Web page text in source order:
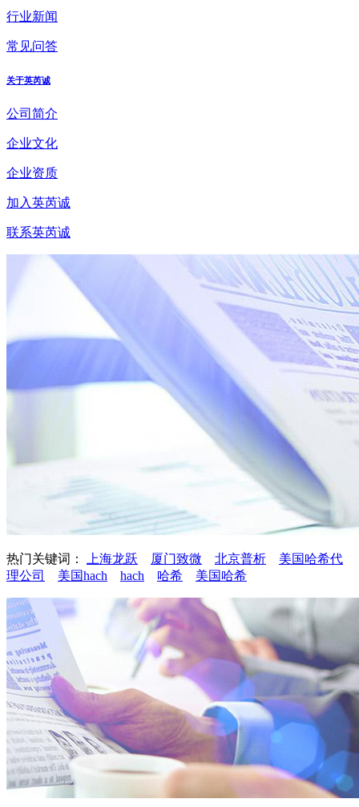
行业新闻
常见问答
关于英芮诚
公司简介
企业文化
企业资质
加入英芮诚
联系英芮诚
热门关键词： 上海龙跃 厦门致微 北京普析
美国哈希代
理公司
美国hach hach 哈希 美国哈希